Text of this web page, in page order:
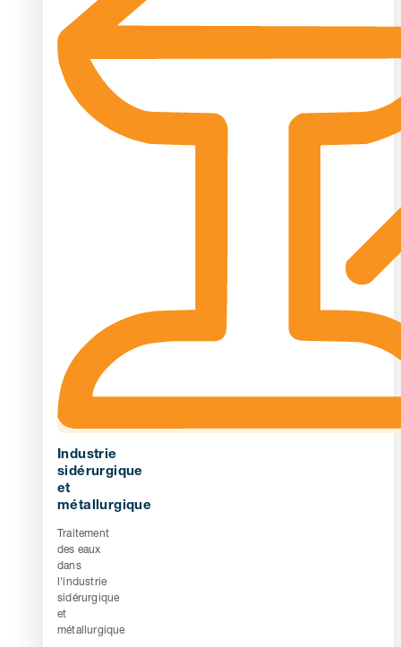
Industrie
sidérurgique
et
métallurgique
Traitement
des eaux
dans
l'industrie
sidérurgique
et
métallurgique